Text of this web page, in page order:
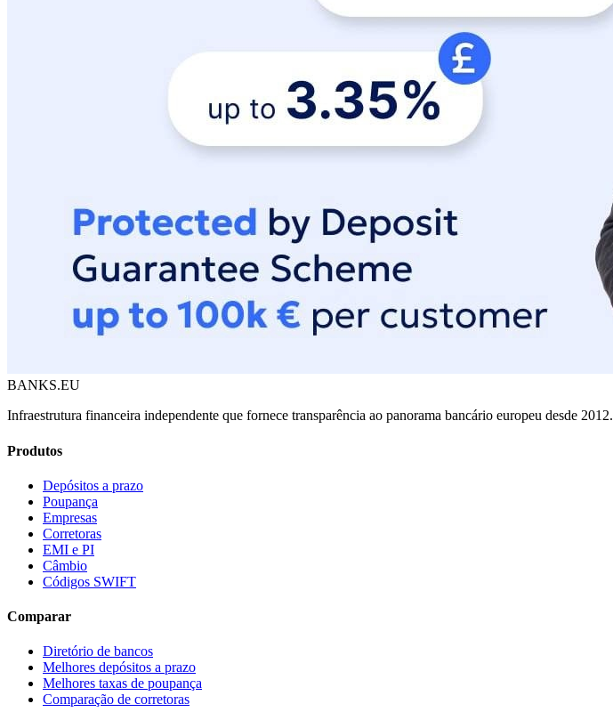
BANKS.EU
Infraestrutura financeira independente que fornece transparência ao panorama bancário europeu desde 2012.
Produtos
Depósitos a prazo
Poupança
Empresas
Corretoras
EMI e PI
Câmbio
Códigos SWIFT
Comparar
Diretório de bancos
Melhores depósitos a prazo
Melhores taxas de poupança
Comparação de corretoras